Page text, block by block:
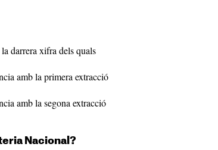
darrera xifra dels quals
amb la primera extracció
amb la segona extracció
Nacional?